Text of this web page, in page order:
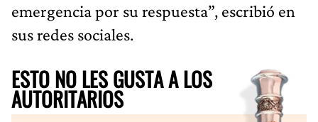
emergencia por su respuesta”, escribió en
sus redes sociales.
ESTO NO LES GUSTA A LOS
AUTORITARIOS